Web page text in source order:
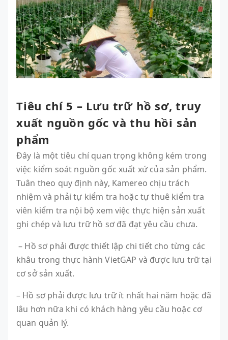
Tiêu chí 5 – Lưu trữ hồ sơ, truy
xuất nguồn gốc và thu hồi sản
phẩm
Đây là một tiêu chí quan trọng không kém trong
việc kiểm soát nguồn gốc xuất xứ của sản phẩm.
Tuân theo quy định này, Kamereo chịu trách
nhiệm và phải tự kiểm tra hoặc tự thuê kiểm tra
viên kiểm tra nội bộ xem việc thực hiện sản xuất
ghi chép và lưu trữ hồ sơ đã đạt yêu cầu chưa.
– Hồ sơ phải được thiết lập chi tiết cho từng các
khâu trong thực hành VietGAP và được lưu trữ tại
cơ sở sản xuất.
– Hồ sơ phải được lưu trữ ít nhất hai năm hoặc đã
lâu hơn nữa khi có khách hàng yêu cầu hoặc cơ
quan quản lý.